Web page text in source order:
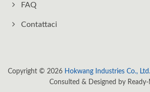
FAQ
Contattaci
Copyright © 2026 Hokwang Industries Co., Ltd.
Consulted & Designed by